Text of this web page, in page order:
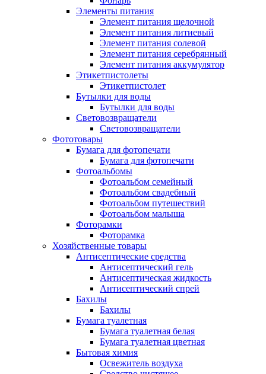
Элементы питания
Элемент питания щелочной
Элемент питания литиевый
Элемент питания солевой
Элемент питания серебрянный
Элемент питания аккумулятор
Этикетпистолеты
Этикетпистолет
Бутылки для воды
Бутылки для воды
Световозвращатели
Световозвращатели
Фототовары
Бумага для фотопечати
Бумага для фотопечати
Фотоальбомы
Фотоальбом семейный
Фотоальбом свадебный
Фотоальбом путешествий
Фотоальбом малыша
Фоторамки
Фоторамка
Хозяйственные товары
Антисептические средства
Антисептический гель
Антисептическая жидкость
Антисептический спрей
Бахилы
Бахилы
Бумага туалетная
Бумага туалетная белая
Бумага туалетная цветная
Бытовая химия
Освежитель воздуха